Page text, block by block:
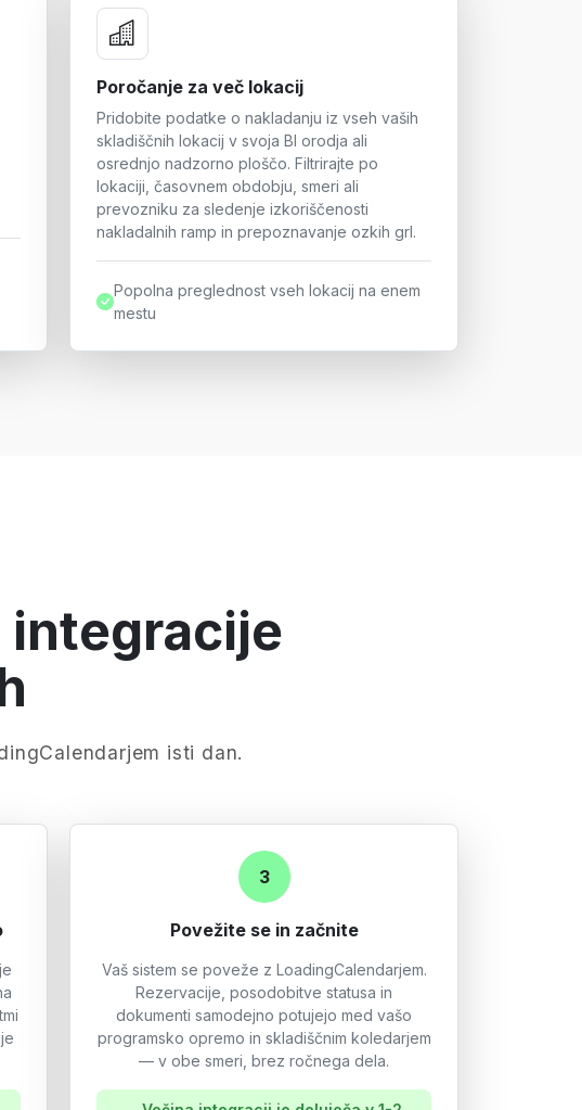
Poročanje za več lokacij
Pridobite podatke o nakladanju iz vseh vaših
skladiščnih lokacij v svoja BI orodja ali
osrednjo nadzorno ploščo. Filtrirajte po
lokaciji, časovnem obdobju, smeri ali
prevozniku za sledenje izkoriščenosti
nakladalnih ramp in prepoznavanje ozkih grl.
Popolna preglednost vseh lokacij na enem
mestu
integracije
isti dan.
3
Povežite se in začnite
Vaš sistem se poveže z LoadingCalendarjem.
Rezervacije, posodobitve statusa in
dokumenti samodejno potujejo med vašo
programsko opremo in skladiščnim koledarjem
— v obe smeri, brez ročnega dela.